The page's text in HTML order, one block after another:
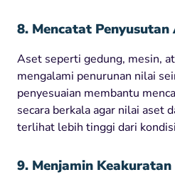
8. Mencatat Penyusutan
Aset seperti gedung, mesin,
mengalami penurunan nilai
penyesuaian membantu
secara berkala agar nilai aset
terlihat lebih tinggi dari
9. Menjamin